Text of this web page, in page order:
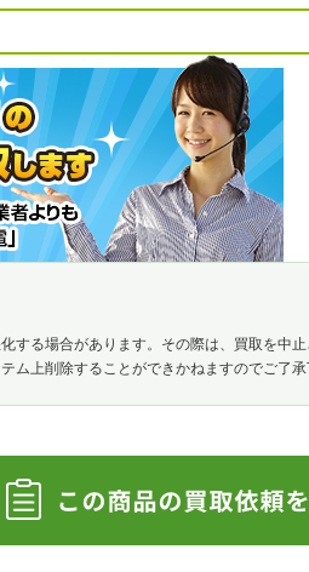
する場合があります。その際は、買取を中止
ム上削除することができかねますのでご了承